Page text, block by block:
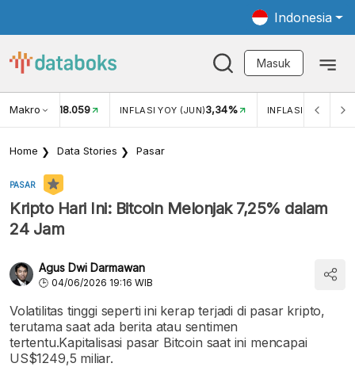
Indonesia
Masuk
Makro
USD/IDR 18.059 INFLASI YOY (JUN)3,34% INFLASI MOM
Home Data Stories Pasar
PASAR
Kripto Hari Ini: Bitcoin Melonjak 7,25% dalam
24 Jam
Agus Dwi Darmawan
04/06/2026 19:16 WIB
Volatilitas tinggi seperti ini kerap terjadi di pasar kripto,
terutama saat ada berita atau sentimen
tertentu.Kapitalisasi pasar Bitcoin saat ini mencapai
US$1249,5 miliar.